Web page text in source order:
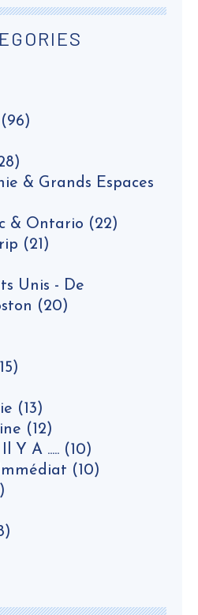
(96)
& Grands Espaces
& Ontario (22)
(21)
Unis - De
(20)
(13)
(12)
Y A ..... (10)
(10)